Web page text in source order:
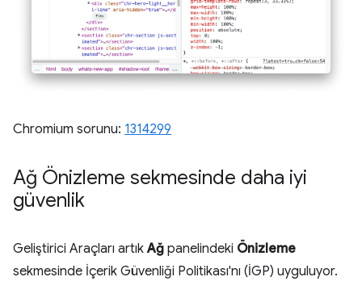
Chromium sorunu: 1314299
Ağ Önizleme sekmesinde daha iyi
güvenlik
Geliştirici Araçları artıkAğ panelindeki Önizleme
sekmesinde İçerik Güvenliği Politikası'nı (İGP) uyguluyor.